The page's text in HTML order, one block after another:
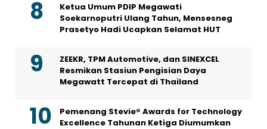
Ketua Umum PDIP Megawati
Soekarnoputri Ulang Tahun, Mensesneg
Prasetyo Hadi Ucapkan Selamat HUT
ZEEKR, TPM Automotive, dan SINEXCEL
Resmikan Stasiun Pengisian Daya
Megawatt Tercepat di Thailand
Pemenang Stevie® Awards for Technology
Excellence Tahunan Ketiga Diumumkan